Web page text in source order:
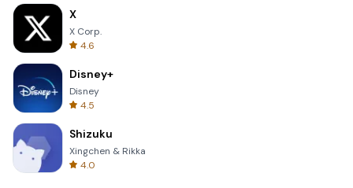
X
X Corp.
4.6
Disney+
Disney
4.5
Shizuku
Xingchen & Rikka
4.0